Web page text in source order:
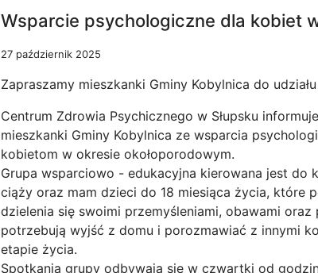
Wsparcie psychologiczne dla kobiet
27 październik 2025
Zapraszamy mieszkanki Gminy Kobylnica do
Centrum Zdrowia Psychicznego w Słupsku
mieszkanki Gminy Kobylnica ze wsparcia
kobietom w okresie okołoporodowym.
Grupa wsparciowo - edukacyjna kierowana jest do
ciąży oraz mam dzieci do 18 miesiąca życia, które
dzielenia się swoimi przemyśleniami, obawami
potrzebują wyjść z domu i porozmawiać z innymi
etapie życia.
Spotkania grupy odbywają się w czwartki od